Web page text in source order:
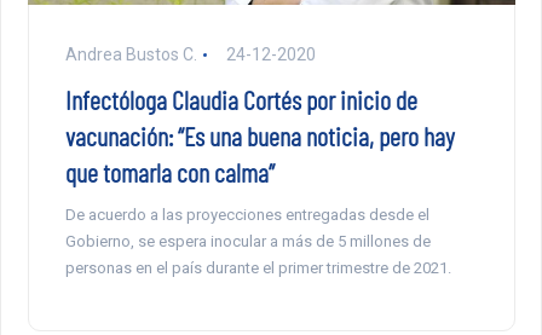
Andrea Bustos C. 24-12-2020
Infectóloga Claudia Cortés por inicio de
vacunación: “Es una buena noticia, pero hay
que tomarla con calma”
De acuerdo a las proyecciones entregadas desde el
Gobierno, se espera inocular a más de 5 millones de
personas en el país durante el primer trimestre de 2021.